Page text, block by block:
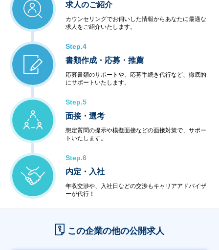
求人のご紹介
カウンセリングでお伺いした情報からあなたに最適な
求人をご紹介いたします。
Step.4
書類作成・応募・推薦
応募書類のサポートや、応募手続き代行など、徹底的
にサポートいたします。
Step.5
面接・選考
想定質問の提示や模擬面接などの面接対策で、サポー
トいたします。
Step.6
内定・入社
年収交渉や、入社日などの交渉もキャリアアドバイザ
ーが代行！
この企業の他の公開求人